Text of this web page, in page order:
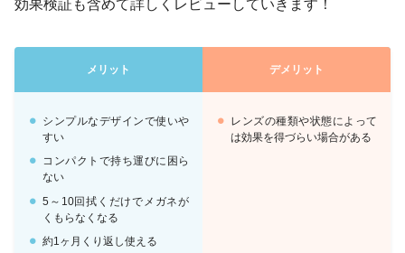
効果検証も含めて詳しくレビューしていきます！
メリット デメリット
シンプルなデザインで使いや
すい
コンパクトで持ち運びに困ら
ない
5～10回拭くだけでメガネが
くもらなくなる
約1ヶ月くり返し使える
レンズの種類や状態によって
は効果を得づらい場合がある